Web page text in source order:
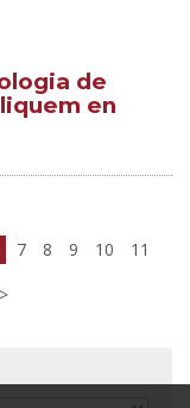
de
en
7 8 9 10
11